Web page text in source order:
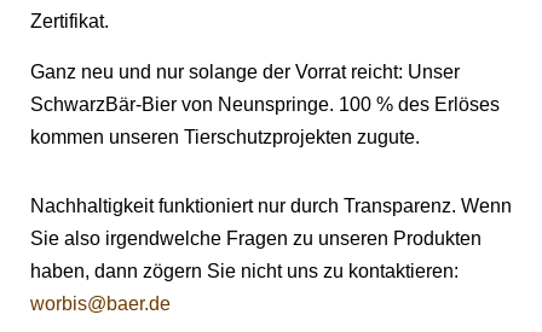
Zertifikat.
Ganz neu und nur solange der Vorrat reicht: Unser
SchwarzBär-Bier von Neunspringe. 100 % des Erlöses
kommen unseren Tierschutzprojekten zugute.
Nachhaltigkeit funktioniert nur durch Transparenz. Wenn
Sie also irgendwelche Fragen zu unseren Produkten
haben, dann zögern Sie nicht uns zu kontaktieren:
worbis@baer.de